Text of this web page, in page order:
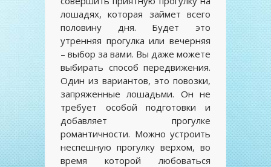
лошадях, которая займет всего
половину дня. Будет это
утренняя прогулка или вечерняя
– выбор за вами. Вы даже можете
выбирать способ передвижения.
Один из вариантов, это повозки,
запряженные лошадьми. Он не
требует особой подготовки и
добавляет прогулке
романтичности. Можно устроить
неспешную прогулку верхом, во
время которой любоваться